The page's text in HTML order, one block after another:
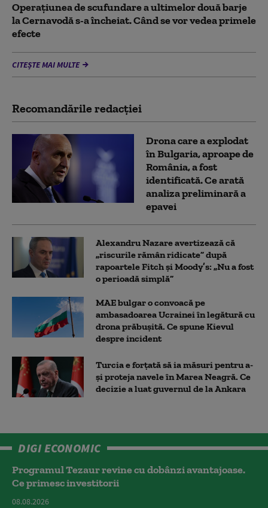
Operațiunea de scufundare a ultimelor două barje
la Cernavodă s-a încheiat. Când se vor vedea primele
efecte
CITEȘTE MAI MULTE
Recomandările redacţiei
Drona care a explodat
în Bulgaria, aproape de
România, a fost
identificată. Ce arată
analiza preliminară a
epavei
Alexandru Nazare avertizează că
„riscurile rămân ridicate” după
rapoartele Fitch și Moody’s: „Nu a fost
o perioadă simplă”
MAE bulgar o convoacă pe
ambasadoarea Ucrainei în legătură cu
drona prăbuşită. Ce spune Kievul
despre incident
Turcia e forțată să ia măsuri pentru a-
și proteja navele în Marea Neagră. Ce
decizie a luat guvernul de la Ankara
DIGI ECONOMIC
Programul Tezaur revine cu dobânzi avantajoase.
Ce primesc investitorii
08.08.2026